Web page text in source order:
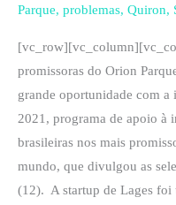
Parque, problemas, Quiron,
promissoras do Orion
grande oportunidade com
2021, programa de apoio à
brasileiras nos mais
mundo, que divulgou as
(12). A startup de Lages foi
em
Portugal